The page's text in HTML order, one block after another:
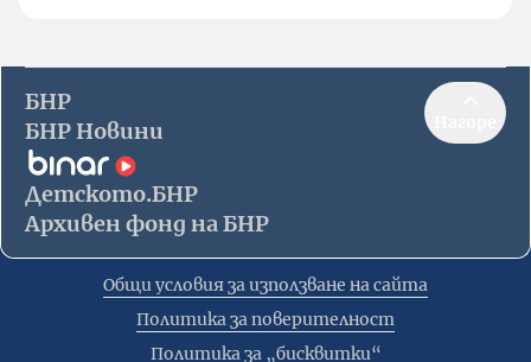
БНР
БНР Новини
Детското.БНР
Архивен фонд на БНР
Общи условия за използване на сайта
Политика за поверителност
Политика за „бисквитки“